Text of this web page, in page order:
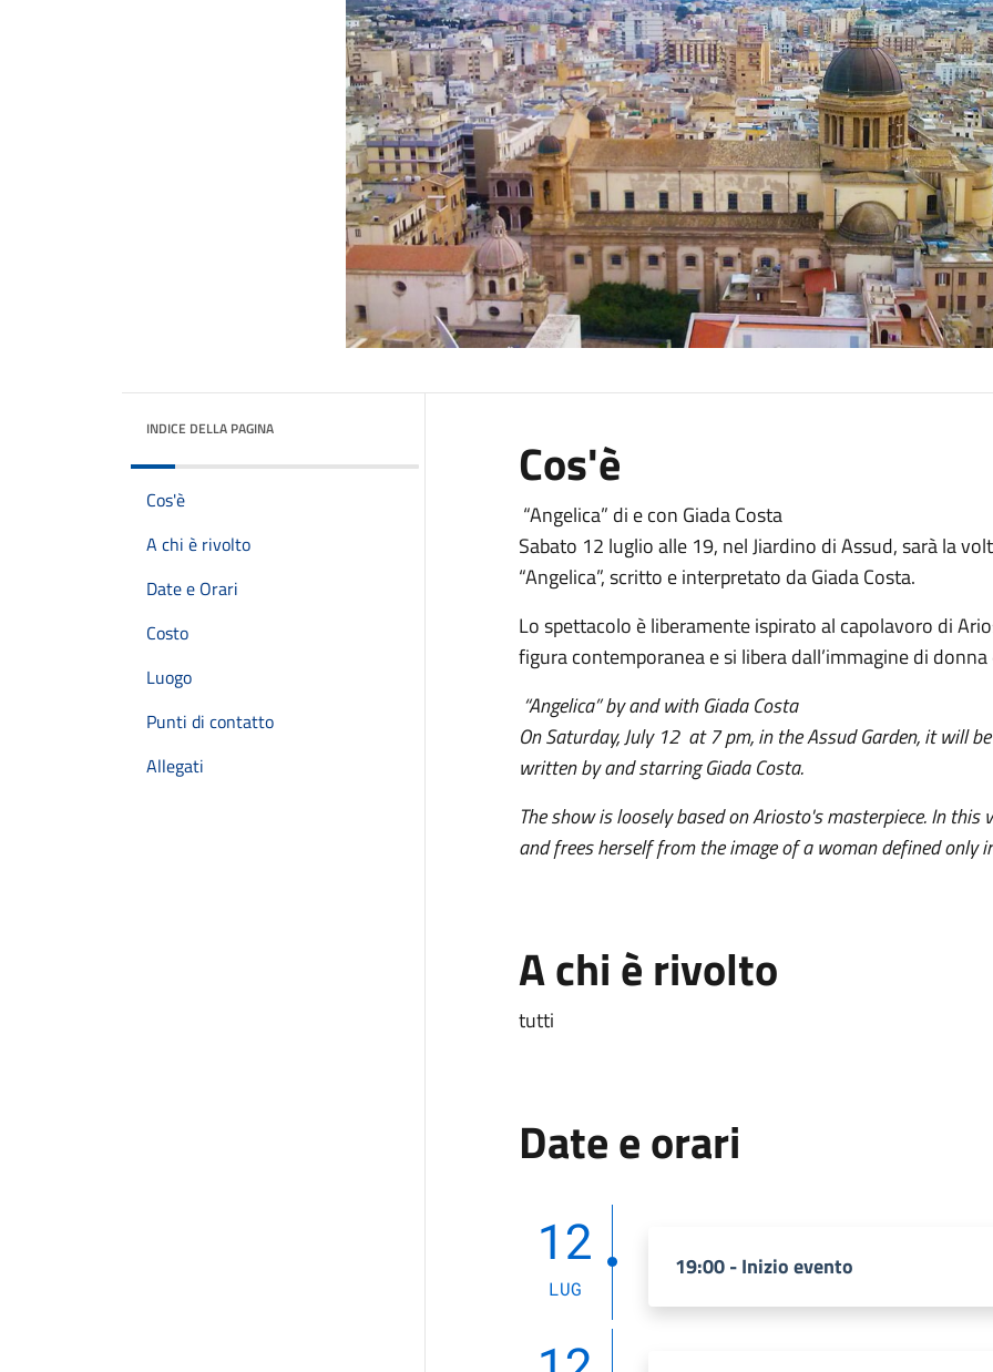
INDICE DELLA PAGINA
Cos'è
A chi è rivolto
Date e Orari
Costo
Luogo
Punti di contatto
Allegati
Cos'è
“Angelica” di e con Giada Costa
Sabato 12 luglio alle 19, nel Jiardino di Assud, sarà la
“Angelica”, scritto e interpretato da Giada Costa.
Lo spettacolo è liberamente ispirato al capolavoro di
figura contemporanea e si libera dall’immagine di
“Angelica” by and with Giada Costa
On Saturday, July 12 at 7 pm, in the Assud Garden, it will
written by and starring Giada Costa.
The show is loosely based on Ariosto's masterpiece. In
and frees herself from the image of a woman defined only
A chi è rivolto
tutti
Date e orari
12
LUG
19:00 - Inizio evento